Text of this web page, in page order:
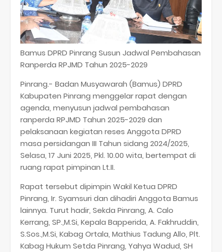
Bamus DPRD Pinrang Susun Jadwal Pembahasan
Ranperda RPJMD Tahun 2025-2029
Pinrang.- Badan Musyawarah (Bamus) DPRD
Kabupaten Pinrang menggelar rapat dengan
agenda, menyusun jadwal pembahasan
ranperda RPJMD Tahun 2025-2029 dan
pelaksanaan kegiatan reses Anggota DPRD
masa persidangan III Tahun sidang 2024/2025,
Selasa, 17 Juni 2025, Pkl. 10.00 wita, bertempat di
ruang rapat pimpinan Lt.II.
Rapat tersebut dipimpin Wakil Ketua DPRD
Pinrang, Ir. Syamsuri dan dihadiri Anggota Bamus
lainnya. Turut hadir, Sekda Pinrang, A. Calo
Kerrang, SP.,M.Si, Kepala Bapperida, A. Fakhruddin,
S.Sos.,M.Si, Kabag Ortala, Mathius Tadung Allo, Plt.
Kabag Hukum Setda Pinrang, Yahya Wadud, SH